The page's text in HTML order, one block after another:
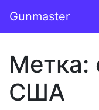
Основная
Gunmaster
Метка:
США